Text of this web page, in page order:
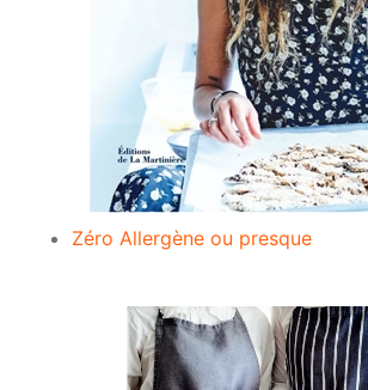
Zéro Allergène ou presque